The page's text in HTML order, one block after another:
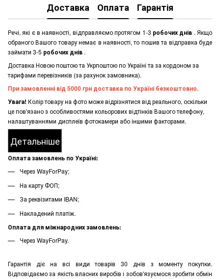
Доставка Оплата Гарантія
Речі, які є в наявності, відправляємо протягом 1-3 робочих днів . Якщо
обраного Вашого товару немає в наявності, то пошив та відправка буде
займати 3-5 робочих днів .
Доставка Новою поштою та Укрпоштою по Україні та за кордоном за
тарифами перевізників (за рахунок замовника).
При замовленні від 5000 грн доставка по Україні безкоштовно.
Увага! Колір товару на фото може відрізнятися від реального, оскільки
це пов'язано з особливостями кольорових відтінків Вашого телефону,
налаштуваннями дисплеїв фотокамери або іншими факторами.
Детальніше
Оплата замовлень по Україні:
Через WayForPay;
На карту ФОП;
За реквізитами IBAN;
Накладений платіж.
Оплата для міжнародних замовлень:
Через WayForPay.
Гарантія діє на всі види товарів 30 днів з моменту покупки.
Відповідаємо за якість власних виробів і зобов'язуємося зробити обмін